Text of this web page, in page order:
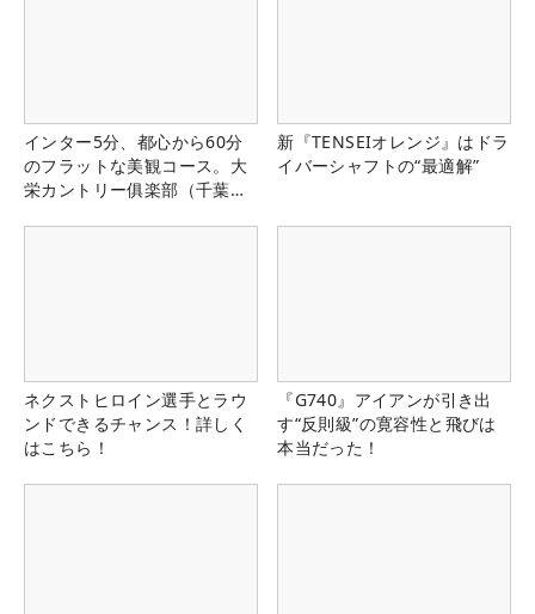
インター5分、都心から60分
のフラットな美観コース。大
栄カントリー俱楽部（千葉
新『TENSEIオレンジ』はドラ
イバーシャフトの“最適解”
ネクストヒロイン選手とラウ
ンドできるチャンス！詳しく
はこちら！
『G740』アイアンが引き出
す“反則級”の寛容性と飛びは
本当だった！